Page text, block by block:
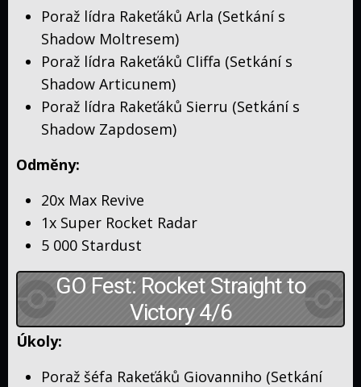
Poraž lídra Rakeťáků Arla (Setkání s
Shadow Moltresem)
Poraž lídra Rakeťáků Cliffa (Setkání s
Shadow Articunem)
Poraž lídra Rakeťáků Sierru (Setkání s
Shadow Zapdosem)
Odměny:
20x Max Revive
1x Super Rocket Radar
5 000 Stardust
GO Fest: Rocket Straight to
Victory 4/6
Úkoly:
Poraž šéfa Rakeťáků Giovanniho (Setkání